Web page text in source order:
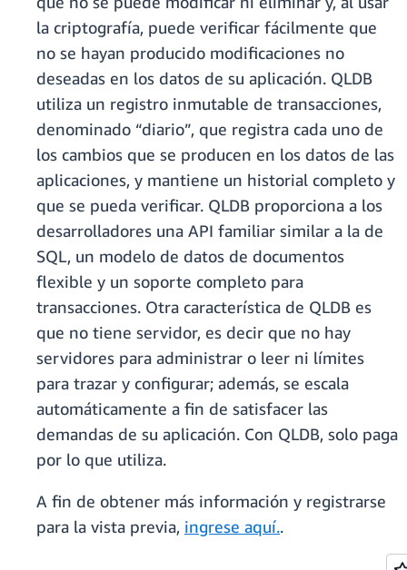
la criptografía, puede verificar fácilmente que
no se hayan producido modificaciones no
deseadas en los datos de su aplicación. QLDB
utiliza un registro inmutable de transacciones,
denominado “diario”, que registra cada uno de
los cambios que se producen en los datos de las
aplicaciones, y mantiene un historial completo y
que se pueda verificar. QLDB proporciona a los
desarrolladores una API familiar similar a la de
SQL, un modelo de datos de documentos
flexible y un soporte completo para
transacciones. Otra característica de QLDB es
que no tiene servidor, es decir que no hay
servidores para administrar o leer ni límites
para trazar y configurar; además, se escala
automáticamente a fin de satisfacer las
demandas de su aplicación. Con QLDB, solo paga
por lo que utiliza.
A fin de obtener más información y registrarse
para la vista previa, ingrese aquí..